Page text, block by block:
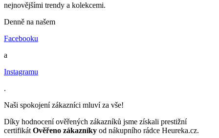
nejnovějšími trendy a kolekcemi.
Denně na našem
Facebooku
a
Instagramu
.
Naši spokojení zákazníci mluví za vše!
Díky hodnocení ověřených zákazníků jsme získali prestižní
certifikát Ověřeno zákazníky od nákupního rádce Heureka.cz.